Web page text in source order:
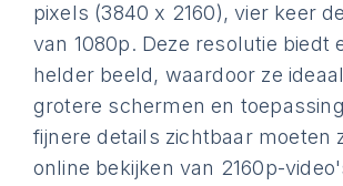
pixels (3840 x 2160), vier keer
van 1080p. Deze resolutie biedt
helder beeld, waardoor ze
grotere schermen en
fijnere details zichtbaar moeten
online bekijken van 2160p-